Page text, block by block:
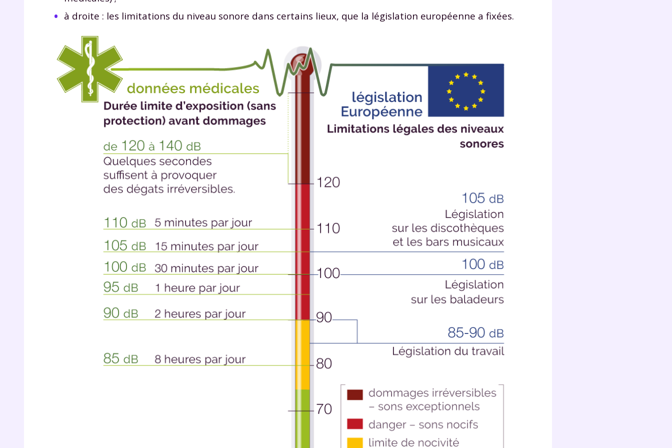
à droite : les limitations du niveau sonore dans certains lieux, que la législation européenne a fixées.
notre charte